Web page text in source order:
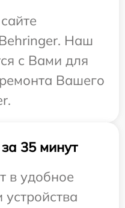
Наш
с Вами для
Вашего
35 минут
в удобное